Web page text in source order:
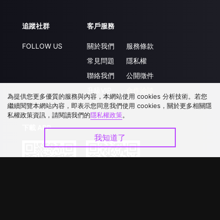
追蹤社群
FOLLOW US
客戶服務
關於我們
常見問題
聯絡我們
服務條款
隱私權
公開徵件
下載 APP
為提供您更多優質的服務與內容，本網站使用 cookies 分析技術。若您
繼續閱覽本網站內容，即表示您同意我們使用 cookies，關於更多相關隱
私權政策資訊，請閱讀我們的隱私權政策。
我知道了